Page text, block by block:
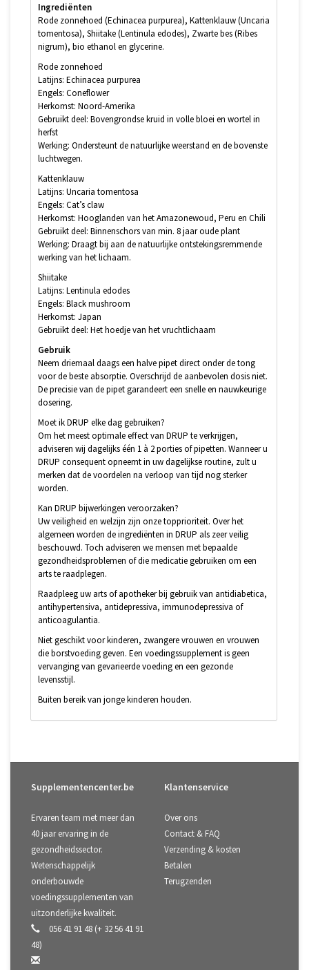
Ingrediënten
Rode zonnehoed (Echinacea purpurea), Kattenklauw (Uncaria
tomentosa), Shiitake (Lentinula edodes), Zwarte bes (Ribes
nigrum), bio ethanol en glycerine.
Rode zonnehoed
Latijns: Echinacea purpurea
Engels: Coneflower
Herkomst: Noord-Amerika
Gebruikt deel: Bovengrondse kruid in volle bloei en wortel in
herfst
Werking: Ondersteunt de natuurlijke weerstand en de bovenste
luchtwegen.
Kattenklauw
Latijns: Uncaria tomentosa
Engels: Cat’s claw
Herkomst: Hooglanden van het Amazonewoud, Peru en Chili
Gebruikt deel: Binnenschors van min. 8 jaar oude plant
Werking: Draagt bij aan de natuurlijke ontstekingsremmende
werking van het lichaam.
Shiitake
Latijns: Lentinula edodes
Engels: Black mushroom
Herkomst: Japan
Gebruikt deel: Het hoedje van het vruchtlichaam
Gebruik
Neem driemaal daags een halve pipet direct onder de tong
voor de beste absorptie. Overschrijd de aanbevolen dosis niet.
De precisie van de pipet garandeert een snelle en nauwkeurige
dosering.
Moet ik DRUP elke dag gebruiken?
Om het meest optimale effect van DRUP te verkrijgen,
adviseren wij dagelijks één 1 à 2 porties of pipetten. Wanneer u
DRUP consequent opneemt in uw dagelijkse routine, zult u
merken dat de voordelen na verloop van tijd nog sterker
worden.
Kan DRUP bijwerkingen veroorzaken?
Uw veiligheid en welzijn zijn onze topprioriteit. Over het
algemeen worden de ingrediënten in DRUP als zeer veilig
beschouwd. Toch adviseren we mensen met bepaalde
gezondheidsproblemen of die medicatie gebruiken om een
arts te raadplegen.
Raadpleeg uw arts of apotheker bij gebruik van antidiabetica,
antihypertensiva, antidepressiva, immunodepressiva of
anticoagulantia.
Niet geschikt voor kinderen, zwangere vrouwen en vrouwen
die borstvoeding geven. Een voedingssupplement is geen
vervanging van gevarieerde voeding en een gezonde
levensstijl.
Buiten bereik van jonge kinderen houden.
Supplementencenter.be
Ervaren team met meer dan
40 jaar ervaring in de
gezondheidssector.
Wetenschappelijk
onderbouwde
voedingssupplementen van
uitzonderlijke kwaliteit.
056 41 91 48 (+ 32 56 41 91
48)
Klantenservice
Over ons
Contact & FAQ
Verzending & kosten
Betalen
Terugzenden